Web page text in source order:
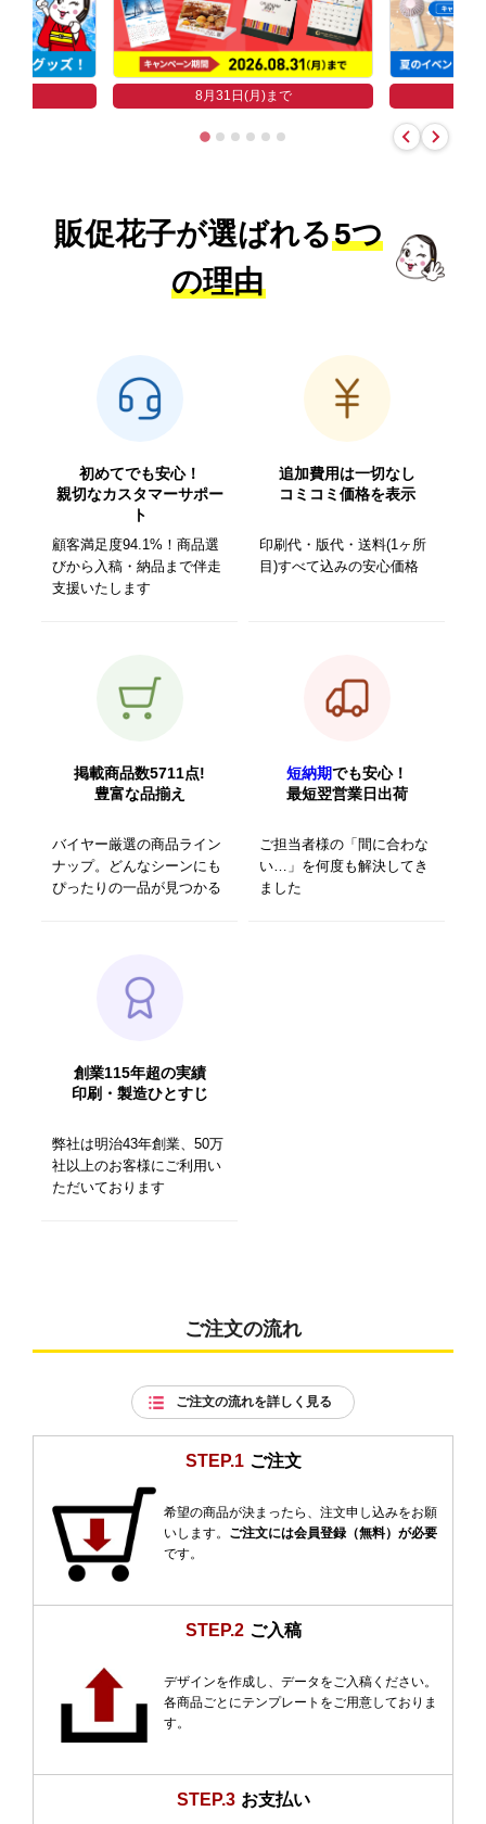
8月31日(月)まで
販促花子が選ばれる5つ
の理由
初めてでも安心！
親切なカスタマーサポー
ト
顧客満足度94.1%！商品選
びから入稿・納品まで伴走
支援いたします
追加費用は一切なし
コミコミ価格を表示
印刷代・版代・送料(1ヶ所
目)すべて込みの安心価格
掲載商品数5711点!
豊富な品揃え
バイヤー厳選の商品ライン
ナップ。どんなシーンにも
ぴったりの一品が見つかる
短納期でも安心！
最短翌営業日出荷
ご担当者様の「間に合わな
い…」を何度も解決してき
ました
創業115年超の実績
印刷・製造ひとすじ
弊社は明治43年創業、50万
社以上のお客様にご利用い
ただいております
ご注文の流れ
ご注文の流れを詳しく見る
STEP.1 ご注文
希望の商品が決まったら、注文申し込みをお願
いします。 ご注文には会員登録（無料）が必要
です。
STEP.2 ご入稿
デザインを作成し、データをご入稿ください。
各商品ごとにテンプレートをご用意しておりま
す。
STEP.3 お支払い